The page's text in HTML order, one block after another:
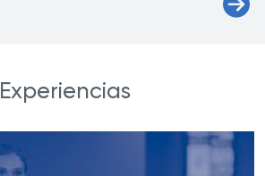
Experiencias